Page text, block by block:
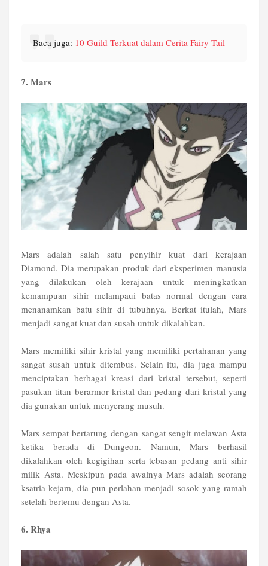
Baca juga: 10 Guild Terkuat dalam Cerita Fairy Tail
7. Mars
Mars adalah salah satu penyihir kuat dari kerajaan
Diamond. Dia merupakan produk dari eksperimen manusia
yang dilakukan oleh kerajaan untuk meningkatkan
kemampuan sihir melampaui batas normal dengan cara
menanamkan batu sihir di tubuhnya. Berkat itulah, Mars
menjadi sangat kuat dan susah untuk dikalahkan.
Mars memiliki sihir kristal yang memiliki pertahanan yang
sangat susah untuk ditembus. Selain itu, dia juga mampu
menciptakan berbagai kreasi dari kristal tersebut, seperti
pasukan titan berarmor kristal dan pedang dari kristal yang
dia gunakan untuk menyerang musuh.
Mars sempat bertarung dengan sangat sengit melawan Asta
ketika berada di Dungeon. Namun, Mars berhasil
dikalahkan oleh kegigihan serta tebasan pedang anti sihir
milik Asta. Meskipun pada awalnya Mars adalah seorang
ksatria kejam, dia pun perlahan menjadi sosok yang ramah
setelah bertemu dengan Asta.
6. Rhya